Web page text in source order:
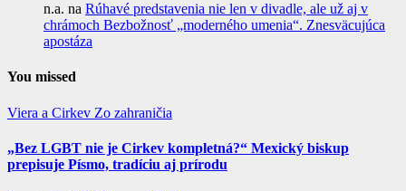
n.a. na Rúhavé predstavenia nie len v divadle, ale už aj v
chrámoch Bezbožnosť „moderného umenia“. Znesväcujúca
apostáza
You missed
Viera a Cirkev Zo zahraničia
„Bez LGBT nie je Cirkev kompletná?“ Mexický biskup
prepisuje Písmo, tradíciu aj prírodu